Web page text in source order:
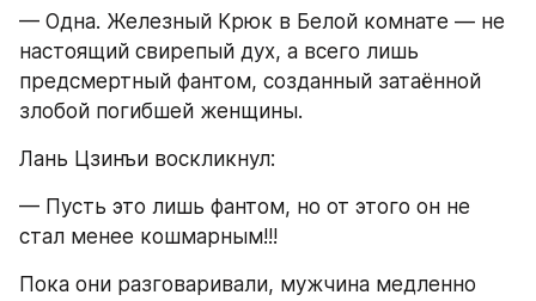
— Одна. Железный Крюк в Белой комнате — не
настоящий свирепый дух, а всего лишь
предсмертный фантом, созданный затаённой
злобой погибшей женщины.
Лань Цзинъи воскликнул:
— Пусть это лишь фантом, но от этого он не
стал менее кошмарным!!!
Пока они разговаривали, мужчина медленно